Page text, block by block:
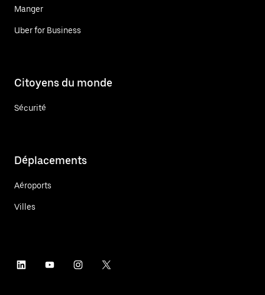
Manger
Uber for Business
Citoyens du monde
Sécurité
Déplacements
Aéroports
Villes